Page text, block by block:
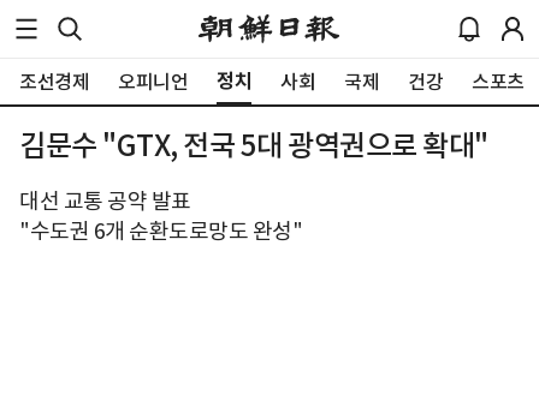
조선경제 오피니언 정치 사회 국제 건강 스포츠
김문수 "GTX, 전국 5대 광역권으로 확대"
대선 교통 공약 발표
"수도권 6개 순환도로망도 완성"